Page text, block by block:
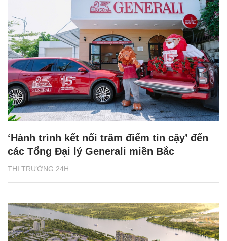
THỊ TRƯỜNG 24H
‘Hành trình kết nối trăm điểm tin cậy’ đến
các Tổng Đại lý Generali miền Bắc